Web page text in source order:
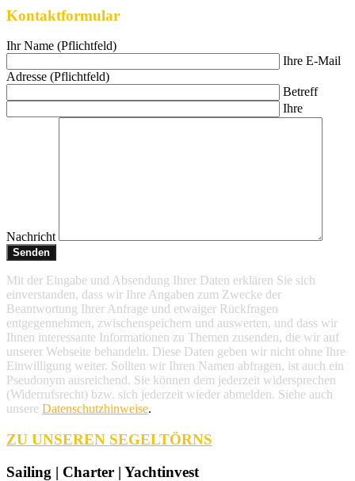
Kontaktformular
Ihr Name (Pflichtfeld)
Ihre E-Mail
Adresse (Pflichtfeld)
Betreff
Ihre
Nachricht
Mit der Eingabe und Absendung Ihrer Daten erklären Sie sich
einverstanden, dass wir Ihre Angaben zum Zwecke der
Beantwortung Ihrer Anfrage und etwaiger Rückfragen
entgegennehmen, zwischenspeichern und auswerten, und dass wir
Ihnen interessante Informationen zu Themen zusenden, die wir auf
unserer Webseite behandeln. Diese Daten geben wir nicht ohne Ihre
Einwilligung weiter. Sollten wir Ihren Namen abfragen, ist auch ein
Pseudonym ausreichend. Sie können dem jederzeit widersprechen
(Widerrufsrecht) bzw. sich jederzeit wieder abmelden. Siehe auch
unsere Datenschutzhinweise.
ZU UNSEREN SEGELTÖRNS
Sailing | Charter | Yachtinvest